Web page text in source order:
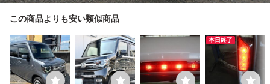
この商品よりも安い類似商品
本日終了